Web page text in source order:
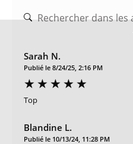
Sarah N.
Publié le 8/24/25, 2:16 PM
Top
Blandine L.
Publié le 10/13/24, 11:28 PM